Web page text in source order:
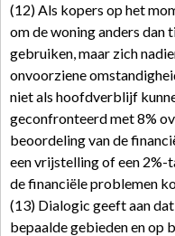
(12) Als kopers op het
om de woning anders
gebruiken, maar zich
onvoorziene
niet als hoofdverblijf
geconfronteerd met 8%
beoordeling van de
een vrijstelling of een 2%-
de financiële problemen
(13) Dialogic geeft aan
bepaalde gebieden en op